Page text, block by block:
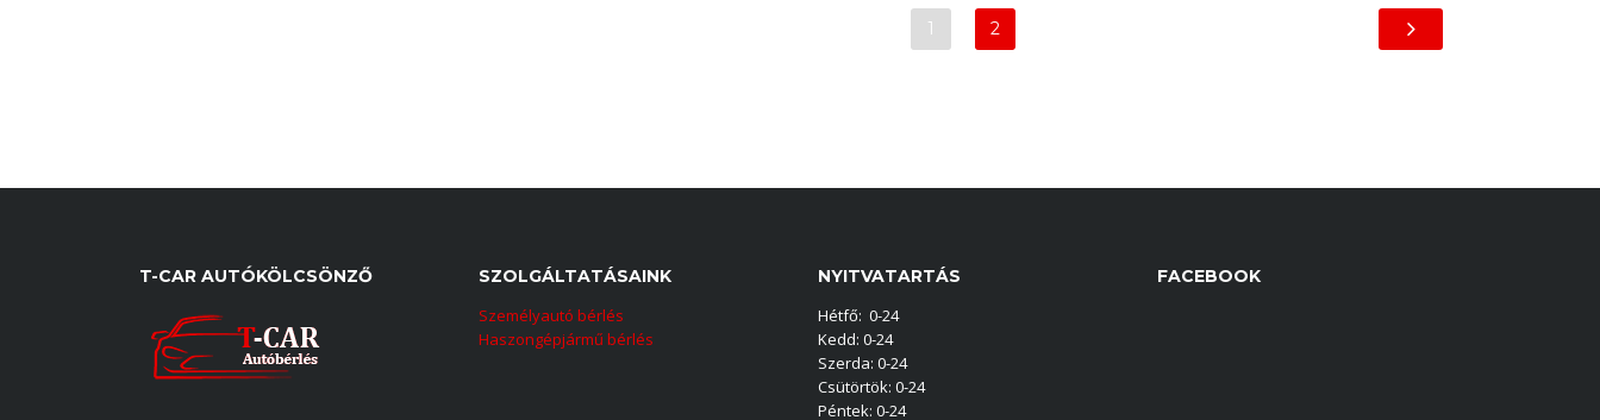
1 2
T-CAR AUTÓKÖLCSÖNZŐ
SZOLGÁLTATÁSAINK
Személyautó bérlés
Haszongépjármű bérlés
NYITVATARTÁS
Hétfő: 0-24
Kedd: 0-24
Szerda: 0-24
Csütörtök: 0-24
Péntek: 0-24
FACEBOOK